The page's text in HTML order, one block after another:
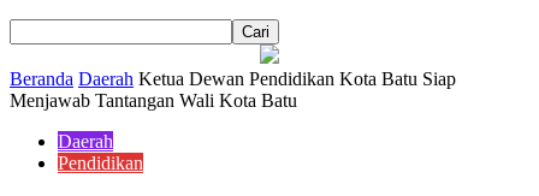
Beranda Daerah Ketua Dewan Pendidikan Kota Batu Siap
Menjawab Tantangan Wali Kota Batu
Daerah
Pendidikan